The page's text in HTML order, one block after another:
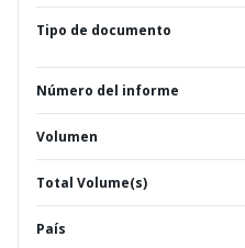
Tipo de documento
Número del informe
Volumen
Total Volume(s)
País